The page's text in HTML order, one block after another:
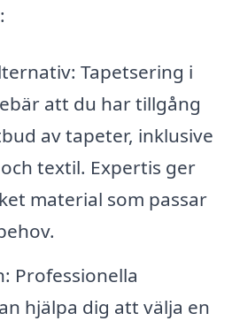
Tapetsering i
att du har tillgång
av tapeter, inklusive
textil. Expertis ger
material som passar
Professionella
hjälpa dig att välja en